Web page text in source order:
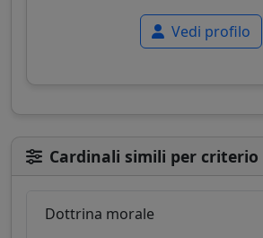
Vedi profilo
Cardinali simili per criterio
Dottrina morale